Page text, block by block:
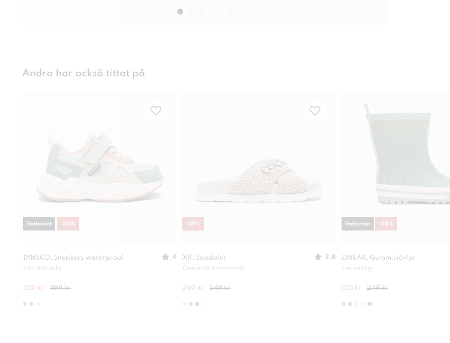
Andra har också tittat på
DINSKO, Sneakers waterproof
4
Lättviktssula
350 kr 499 kr
Vattentät -30%
XIT, Sandaler
3.8
Dekorativt material
280 kr 549 kr
-49%
LINEAR, Gummistövlar
Lekvänlig
105 kr 249 kr
Vattentät -58 %